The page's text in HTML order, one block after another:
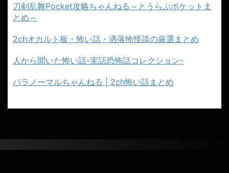
刀剣乱舞Pocket攻略ちゃんねる～とうらぶポケットま
とめ～
2chオカルト板・怖い話・洒落怖怪談の厳選まとめ
人から聞いた怖い話-実話恐怖話コレクション-
パラノーマルちゃんねる | 2ch怖い話まとめ